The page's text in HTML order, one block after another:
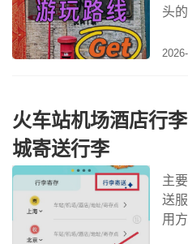
头
火车站机场酒店行
城寄送行李
主
送
用